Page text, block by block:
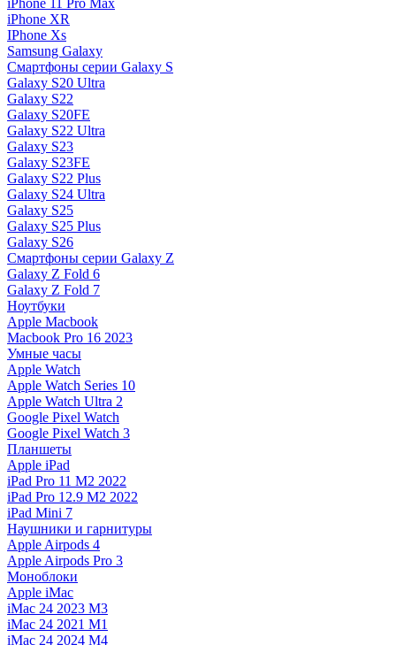
iPhone 11 Pro Max
iPhone XR
IPhone Xs
Samsung Galaxy
Смартфоны серии Galaxy S
Galaxy S20 Ultra
Galaxy S22
Galaxy S20FE
Galaxy S22 Ultra
Galaxy S23
Galaxy S23FE
Galaxy S22 Plus
Galaxy S24 Ultra
Galaxy S25
Galaxy S25 Plus
Galaxy S26
Смартфоны серии Galaxy Z
Galaxy Z Fold 6
Galaxy Z Fold 7
Ноутбуки
Apple Macbook
Macbook Pro 16 2023
Умные часы
Apple Watch
Apple Watch Series 10
Apple Watch Ultra 2
Google Pixel Watch
Google Pixel Watch 3
Планшеты
Apple iPad
iPad Pro 11 M2 2022
iPad Pro 12.9 M2 2022
iPad Mini 7
Наушники и гарнитуры
Apple Airpods 4
Apple Airpods Pro 3
Моноблоки
Apple iMac
iMac 24 2023 M3
iMac 24 2021 M1
iMac 24 2024 M4